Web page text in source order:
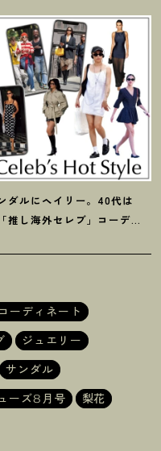
6選
ダルにヘイリー。40代は
推し海外セレブ」コーデ】
吉！
コーディネート
ジュエリー
サンダル
ーズ8月号
梨花